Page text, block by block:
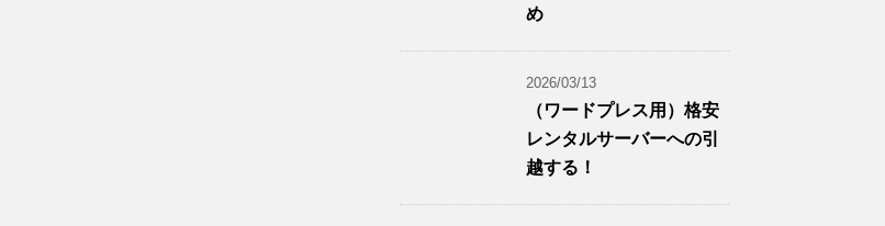
め
2026/03/13
（ワードプレス用）格安
レンタルサーバーへの引
越する！